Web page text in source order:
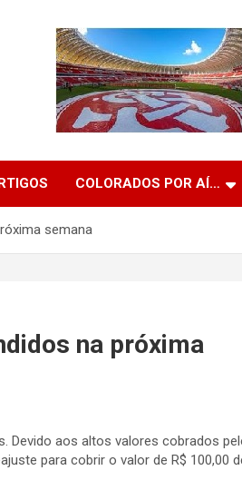
COLORADOS POR AÍ…
semana
na próxima
Devido aos altos valores cobrados
para cobrir o valor de R$ 100,00